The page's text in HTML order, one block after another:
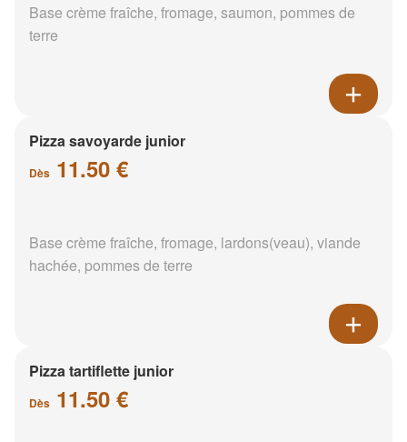
Base crème fraîche, fromage, saumon, pommes de
terre
Pizza savoyarde junior
Dès 11.50 €
Base crème fraîche, fromage, lardons(veau), viande
hachée, pommes de terre
Pizza tartiflette junior
Dès 11.50 €